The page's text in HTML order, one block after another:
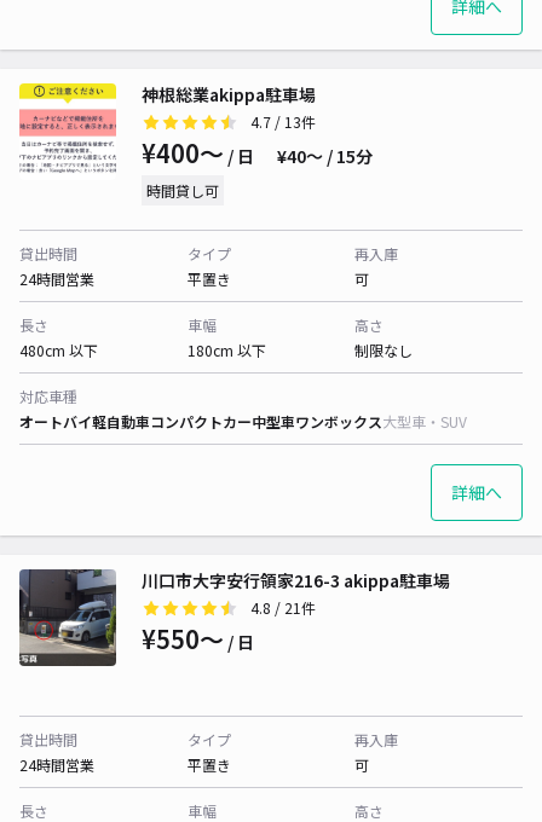
詳細へ
神根総業akippa駐車場
4.7 / 13件
¥400〜 / 日 ¥40〜 / 15分
時間貸し可
貸出時間
24時間営業
タイプ
平置き
再入庫
可
長さ
480cm 以下
車幅
180cm 以下
高さ
制限なし
対応車種
オートバイ軽自動車コンパクトカー中型車ワンボックス大型車・SUV
詳細へ
川口市大字安行領家216-3 akippa駐車場
4.8 / 21件
¥550〜 / 日
貸出時間
24時間営業
タイプ
平置き
再入庫
可
長さ
車幅
高さ